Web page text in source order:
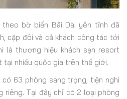
theo bờ biển Bãi Dài yên tĩnh đã
cặp đôi và cả khách công tác tới
là thương hiệu khách sạn resort
nhiều quốc gia trên thế giới.
63 phòng sang trọng, tiện nghi
riêng. Tại đây chỉ có 2 loại phòng